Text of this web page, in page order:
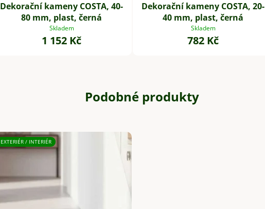
Dekorační kameny COSTA, 40-
80 mm, plast, černá
Skladem
1 152 Kč
Dekorační kameny COSTA, 20-
40 mm, plast, černá
Skladem
782 Kč
Podobné produkty
EXTERIÉR / INTERIÉR